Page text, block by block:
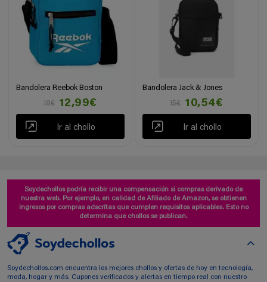
Bandolera Reebok Boston
18€
12,99€
Ir al chollo
Bandolera Jack & Jones
15€
10,54€
Ir al chollo
Soydechollos podría recibir una compensación si compras derivado de
nuestra web. Por ejemplo, en calidad de Afiliado de Amazon, se obtienen
ingresos por compras adscritas que cumplen requisitos aplicables. Esto no
determina que chollos se publican.
Soydechollos.com encuentra los mejores chollos y ofertas de hoy en tecnología,
moda, hogar y más. Cupones verificados y alertas en tiempo real con nuestro